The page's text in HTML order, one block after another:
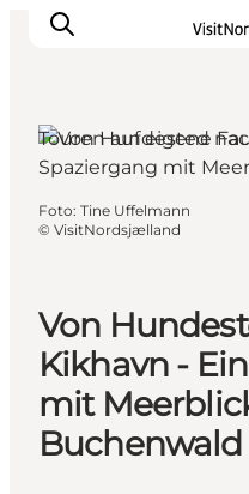
Highlights
Erlebnisse
Unterkünfte
Städte
Reiseplanung
Von
Kikhavn -
mit
Buchenwald
Touren auf eigene
Foto: Tine Uffelmann
© VisitNordsjælland